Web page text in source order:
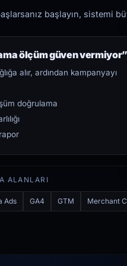
başlayın, sistemi
ölçüm güven
alır, ardından kampanyayı
doğrulama
ALANLARI
Ads GA4 GTM Merchant